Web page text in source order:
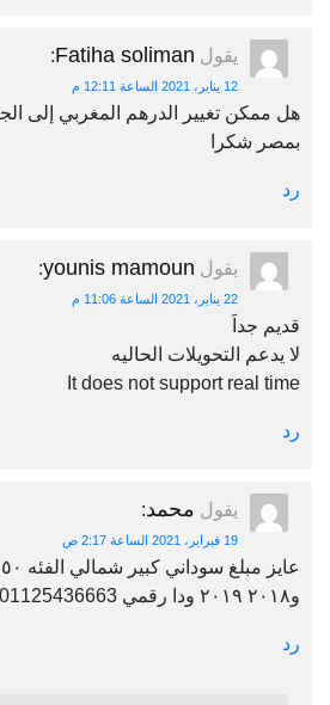
يقول Fatiha soliman
:
12 يناير، 2021 الساعة 12:11 م
هل ممكن تغيير الدرهم المغربي إلى
بمصر شكرا
رد
يقول younis mamoun
:
22 يناير، 2021 الساعة 11:06 م
قديم جداَ
لا يدعم التحويلات الحاليه
It does not support real time
رد
يقول محمد:
19 فبراير، 2021 الساعة 2:17 ص
و٢٠١٨ ٢٠١٩ ودا رقمي 01125436663
رد